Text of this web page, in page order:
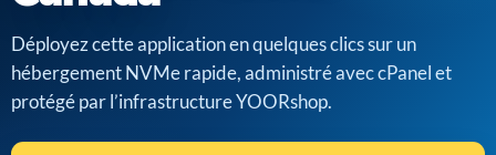
Déployez cette application en quelques clics sur un
hébergement NVMe rapide, administré avec cPanel et
protégé par l’infrastructure YOORshop.